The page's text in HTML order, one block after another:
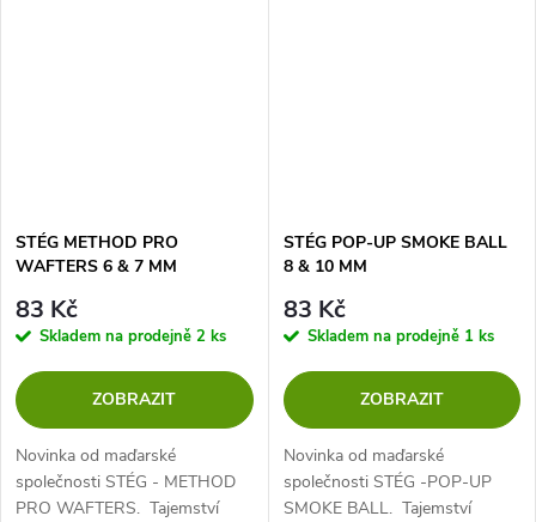
STÉG METHOD PRO
WAFTERS 6 & 7 MM
83 Kč
Skladem na prodejně 2 ks
ZOBRAZIT
Novinka od maďarské
společnosti STÉG - METHOD
PRO WAFTERS. Tajemství
STÉG POP-UP SMOKE BALL
8 & 10 MM
83 Kč
Skladem na prodejně 1 ks
ZOBRAZIT
Novinka od maďarské
společnosti STÉG -POP-UP
SMOKE BALL. Tajemství